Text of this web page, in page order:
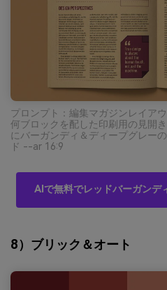
プロンプト：編集マガジンレイア
何ブロックを配した印刷用の見開
にバーガンディ＆ディープグレー
ド --ar 16:9
AIで無料でレッドバーガンデ
8）ブリック＆オート